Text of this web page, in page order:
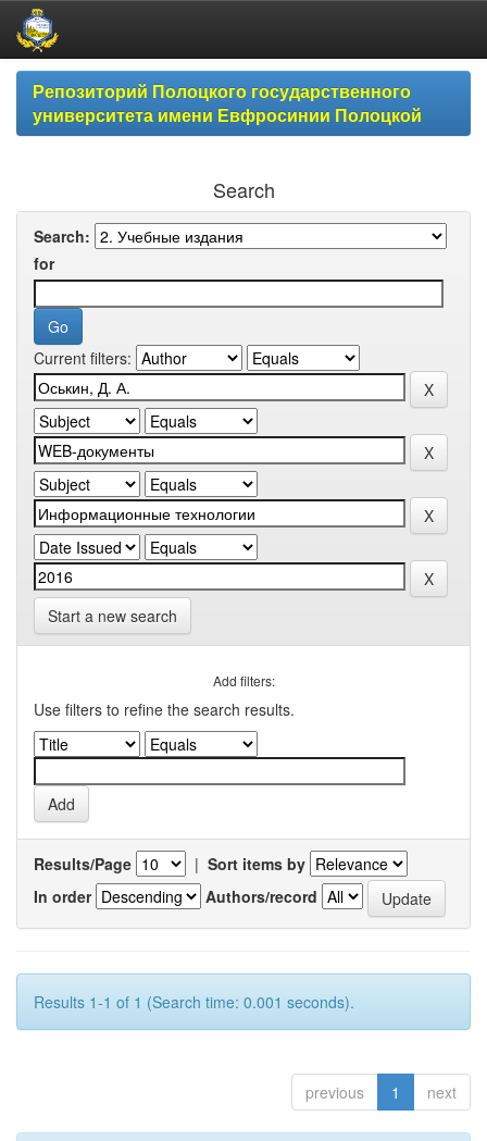
Skip
navigationРепозиторий Полоцкого государственного
университета имени Евфросинии Полоцкой
Search
Search:
for
Current filters:
Start a new search
Add filters:
Use filters to refine the search results.
Results/Page | Sort items by
In order
Authors/record
Results 1-1 of 1 (Search time: 0.001 seconds).
previous 1 next